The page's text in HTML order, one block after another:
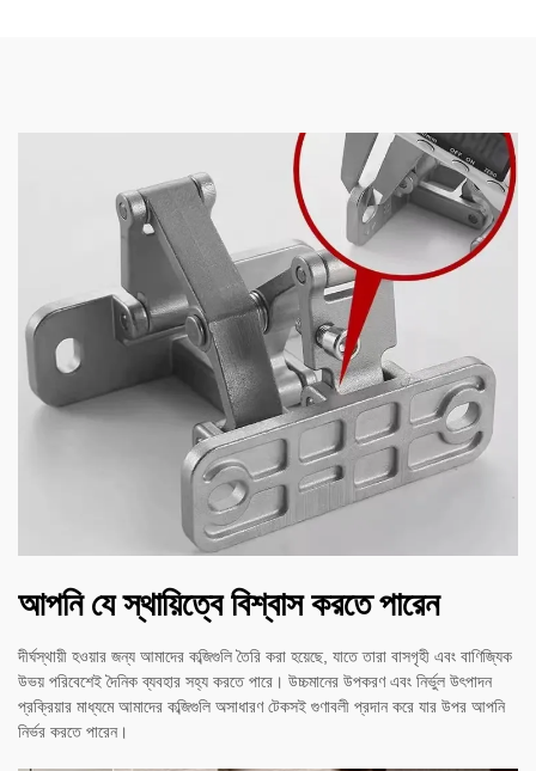
আপনি যে স্থায়িত্বে বিশ্বাস করতে পারেন
দীর্ঘস্থায়ী হওয়ার জন্য আমাদের কব্জিগুলি তৈরি করা হয়েছে, যাতে তারা বাসগৃহী এবং বাণিজ্যিক
উভয় পরিবেশেই দৈনিক ব্যবহার সহ্য করতে পারে। উচ্চমানের উপকরণ এবং নির্ভুল উৎপাদন
প্রক্রিয়ার মাধ্যমে আমাদের কব্জিগুলি অসাধারণ টেকসই গুণাবলী প্রদান করে যার উপর আপনি
নির্ভর করতে পারেন।